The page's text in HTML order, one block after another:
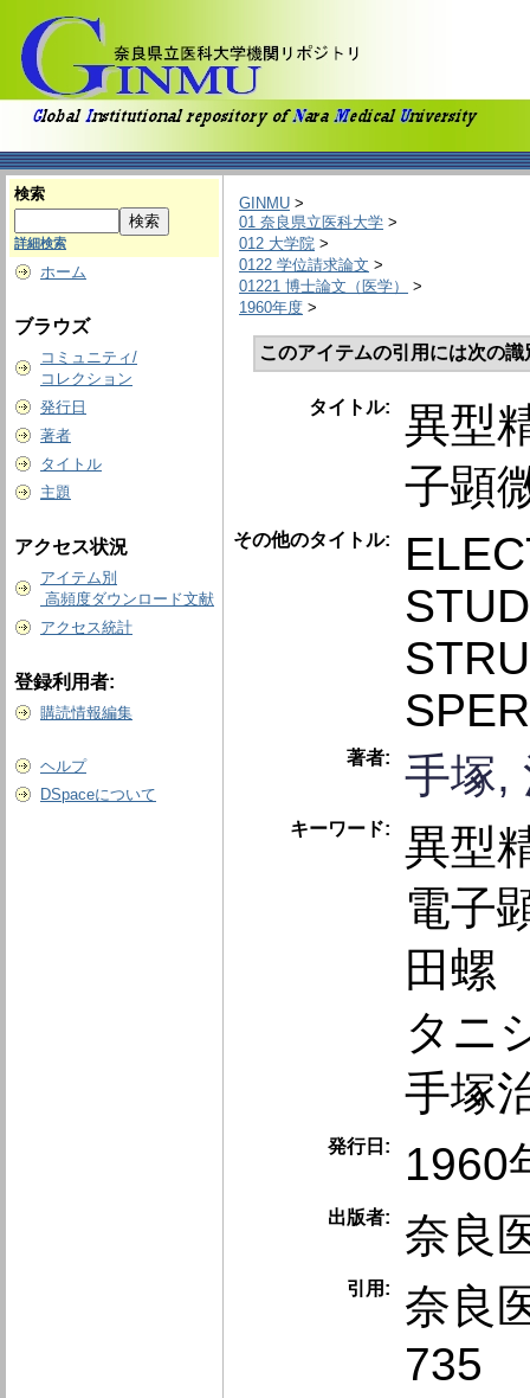
検索
詳細検索
ホーム
ブラウズ
コミュニティ/
コレクション
発行日
著者
タイトル
主題
アクセス状況
アイテム別
高頻度ダウンロード文献
アクセス統計
登録利用者:
購読情報編集
ヘルプ
DSpaceについて
GINMU >
01 奈良県立医科大学 >
012 大学院 >
0122 学位請求論文 >
01221 博士論文（医学）
>
1960年度 >
このアイテムの引用には次の
タイトル:
異型
子顕
その他のタイトル:
著者: 手塚,
キーワード:
異型
電子
田螺
タニ
手塚
発行日: 1960
出版者: 奈良
引用:
奈良
735